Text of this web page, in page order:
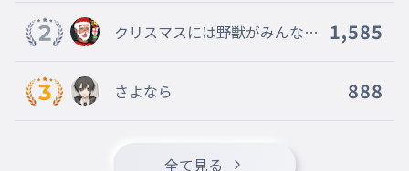
009
」って聞かれた時マジで気まずすぎ
る。
そんで、今日(3/5)学校の授業で僕
生活の事を書
クリスマスには野獣がみんなの
1,585
さよなら 888
全て見る